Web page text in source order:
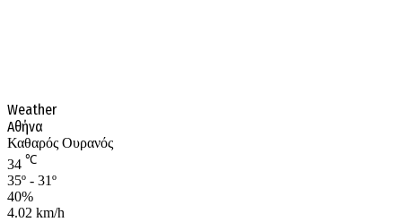
Weather
Αθήνα
Καθαρός Ουρανός
34 ℃
35º - 31º
40%
4.02 km/h